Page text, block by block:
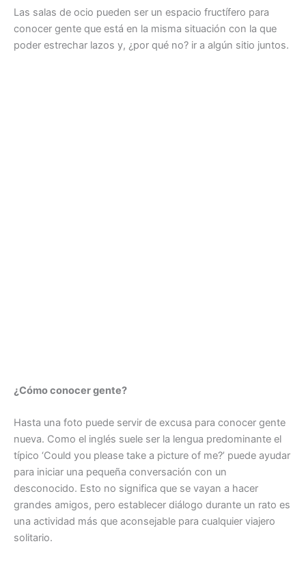
Las salas de ocio pueden ser un espacio fructífero para
conocer gente que está en la misma situación con la que
poder estrechar lazos y, ¿por qué no? ir a algún sitio juntos.
¿Cómo conocer gente?
Hasta una foto puede servir de excusa para conocer gente
nueva. Como el inglés suele ser la lengua predominante el
típico ‘Could you please take a picture of me?’ puede ayudar
para iniciar una pequeña conversación con un
desconocido. Esto no significa que se vayan a hacer
grandes amigos, pero establecer diálogo durante un rato es
una actividad más que aconsejable para cualquier viajero
solitario.